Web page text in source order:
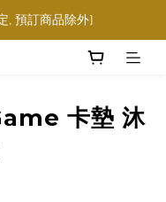
, 預訂商品除外)
, 預訂商品除外)
件$160
卡墊 沐